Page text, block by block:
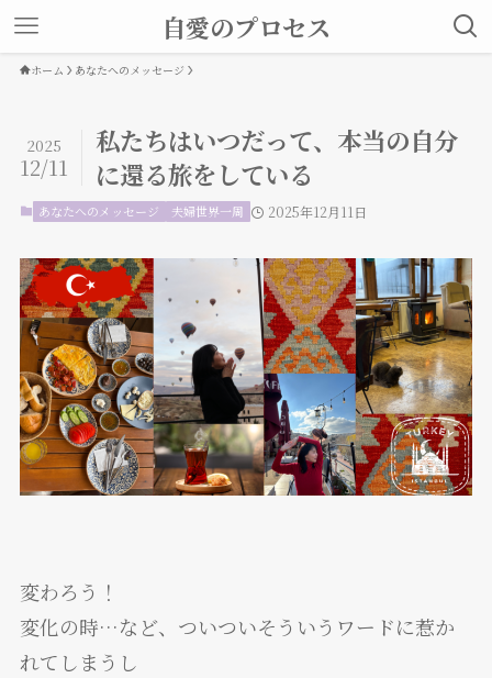
自愛のプロセス
ホーム あなたへのメッセージ
私たちはいつだって、本当の自分
に還る旅をしている
2025
12/11
あなたへのメッセージ 夫婦世界一周 2025年12月11日
変わろう！
変化の時…など、ついついそういうワードに惹か
れてしまうし